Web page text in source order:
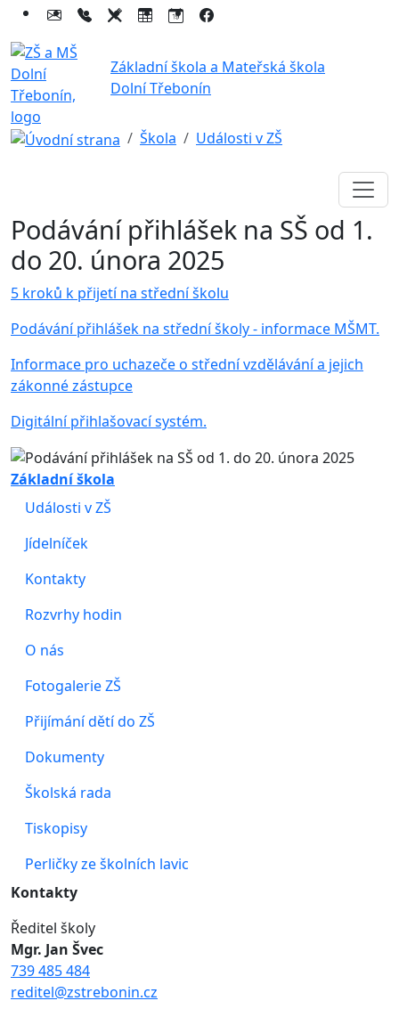
Základní škola a Mateřská škola
Dolní Třebonín
Škola Události v ZŠ
Podávání přihlášek na SŠ od 1.
do 20. února 2025
5 kroků k přijetí na střední školu
Podávání přihlášek na střední školy - informace MŠMT.
Informace pro uchazeče o střední vzdělávání a jejich
zákonné zástupce
Digitální přihlašovací systém.
Základní škola
Události v ZŠ
Jídelníček
Kontakty
Rozvrhy hodin
O nás
Fotogalerie ZŠ
Přijímání dětí do ZŠ
Dokumenty
Školská rada
Tiskopisy
Perličky ze školních lavic
Kontakty
Ředitel školy
Mgr. Jan Švec
739 485 484
reditel@zstrebonin.cz